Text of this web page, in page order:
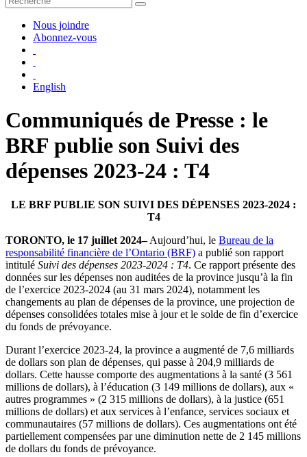
Nous joindre
Abonnez-vous
English
Communiqués de Presse : le
BRF publie son Suivi des
dépenses 2023-24 : T4
LE BRF PUBLIE SON SUIVI DES DÉPENSES 2023-2024 :
T4
TORONTO, le 17 juillet 2024–Aujourd’hui, le Bureau de la
responsabilité financière de l’Ontario (BRF) a publié son rapport
intitulé Suivi des dépenses 2023-2024 : T4. Ce rapport présente des
données sur les dépenses non auditées de la province jusqu’à la fin
de l’exercice 2023-2024 (au 31 mars 2024), notamment les
changements au plan de dépenses de la province, une projection de
dépenses consolidées totales mise à jour et le solde de fin d’exercice
du fonds de prévoyance.
Durant l’exercice 2023-24, la province a augmenté de 7,6 milliards
de dollars son plan de dépenses, qui passe à 204,9 milliards de
dollars. Cette hausse comporte des augmentations à la santé (3 561
millions de dollars), à l’éducation (3 149 millions de dollars), aux «
autres programmes » (2 315 millions de dollars), à la justice (651
millions de dollars) et aux services à l’enfance, services sociaux et
communautaires (57 millions de dollars). Ces augmentations ont été
partiellement compensées par une diminution nette de 2 145 millions
de dollars du fonds de prévoyance.